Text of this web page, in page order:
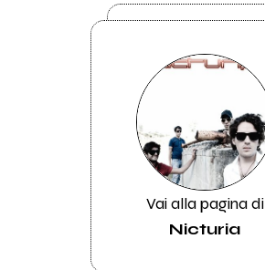
Vai alla pagina di
Nicturia